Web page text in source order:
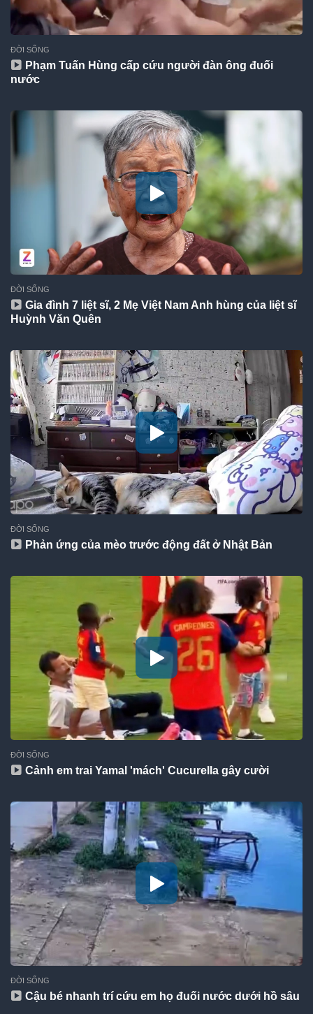
ĐỜI SỐNG
Phạm Tuấn Hùng cấp cứu người đàn ông đuối
nước
ĐỜI SỐNG
Gia đình 7 liệt sĩ, 2 Mẹ Việt Nam Anh hùng của liệt sĩ
Huỳnh Văn Quên
ĐỜI SỐNG
Phản ứng của mèo trước động đất ở Nhật Bản
ĐỜI SỐNG
Cảnh em trai Yamal 'mách' Cucurella gây cười
ĐỜI SỐNG
Cậu bé nhanh trí cứu em họ đuối nước dưới hồ sâu